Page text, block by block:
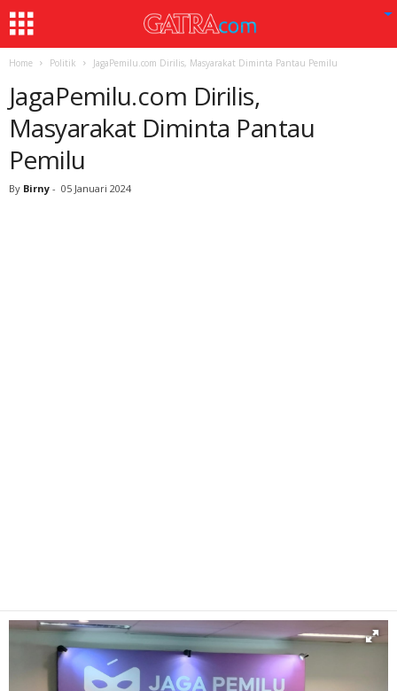
Home Politik JagaPemilu.com Dirilis, Masyarakat Diminta Pantau Pemilu
JagaPemilu.com Dirilis,
Masyarakat Diminta Pantau
Pemilu
By Birny - 05 Januari 2024